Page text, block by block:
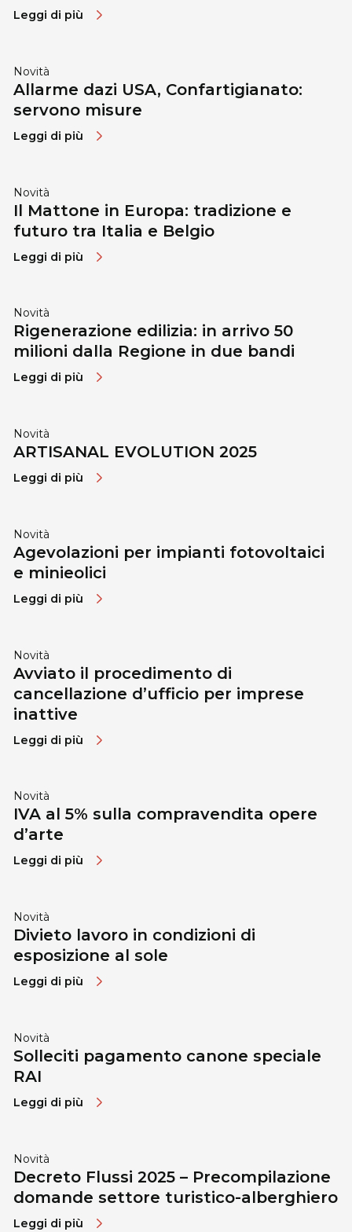
Leggi di più
Novità
Allarme dazi USA, Confartigianato:
servono misure
Leggi di più
Novità
Il Mattone in Europa: tradizione e
futuro tra Italia e Belgio
Leggi di più
Novità
Rigenerazione edilizia: in arrivo 50
milioni dalla Regione in due bandi
Leggi di più
Novità
ARTISANAL EVOLUTION 2025
Leggi di più
Novità
Agevolazioni per impianti fotovoltaici
e minieolici
Leggi di più
Novità
Avviato il procedimento di
cancellazione d’ufficio per imprese
inattive
Leggi di più
Novità
IVA al 5% sulla compravendita opere
d’arte
Leggi di più
Novità
Divieto lavoro in condizioni di
esposizione al sole
Leggi di più
Novità
Solleciti pagamento canone speciale
RAI
Leggi di più
Novità
Decreto Flussi 2025 – Precompilazione
domande settore turistico-alberghiero
Leggi di più